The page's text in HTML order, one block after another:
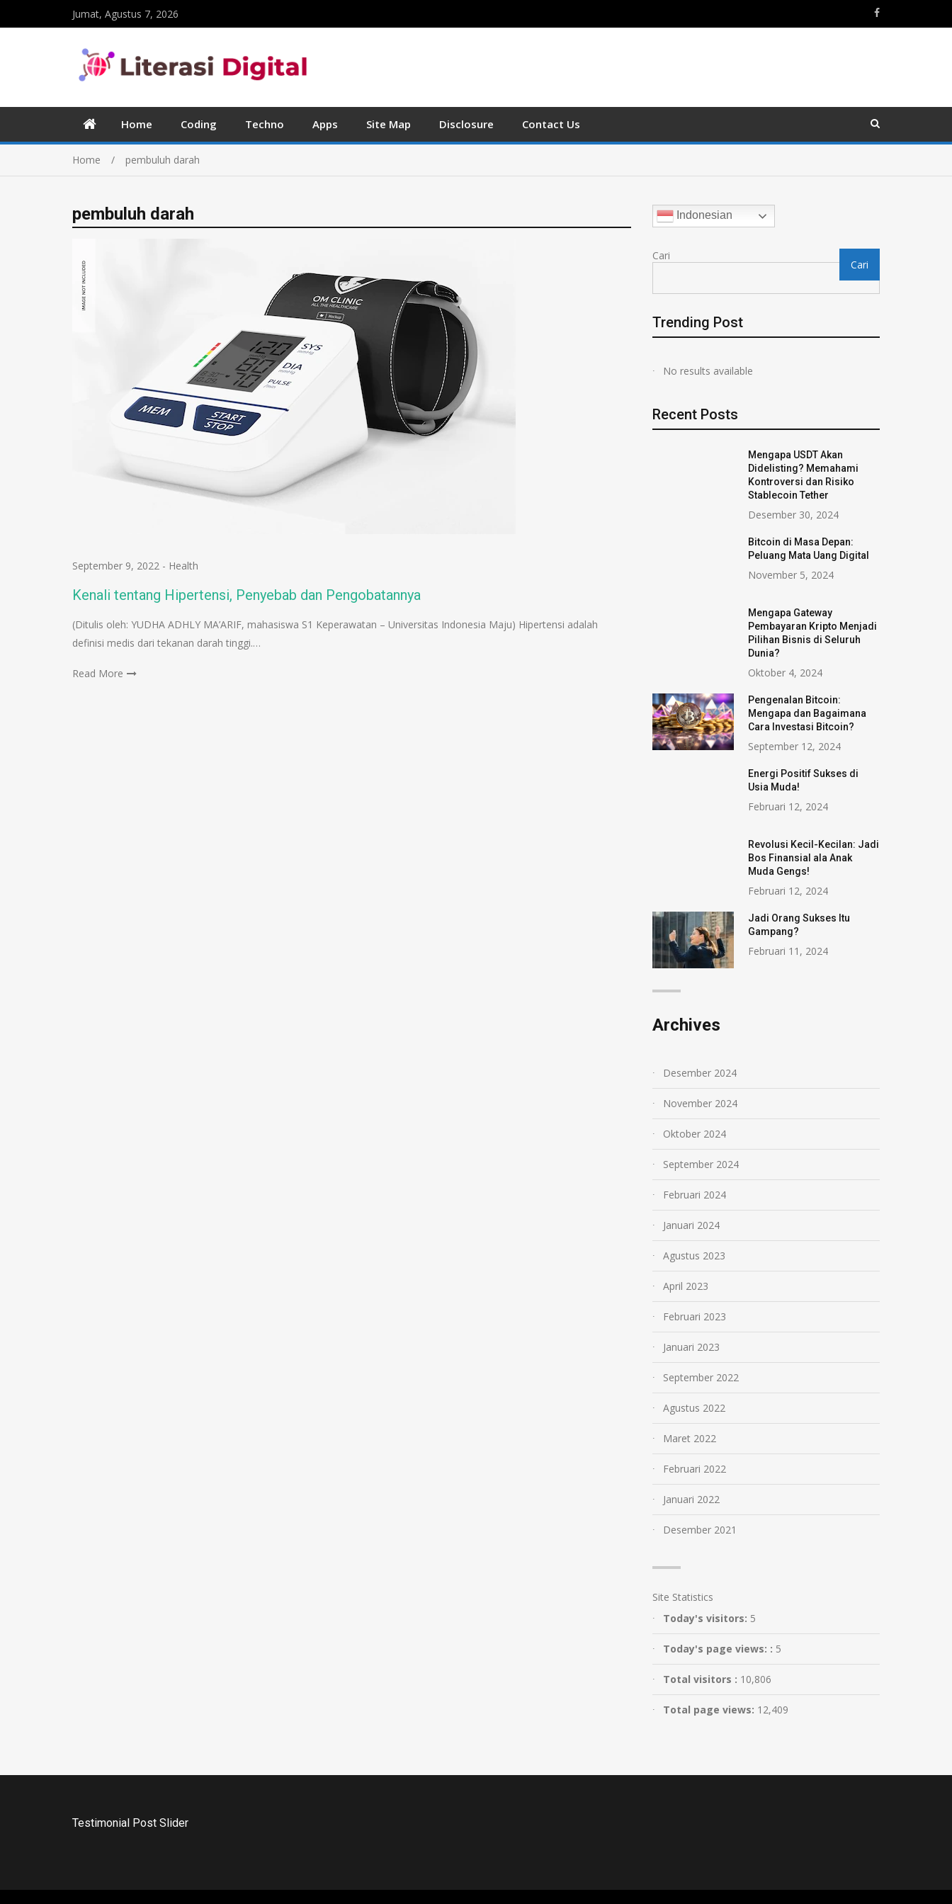
Jumat, Agustus 7, 2026
Home Coding Techno Apps Site Map Disclosure Contact Us
Home pembuluh darah
pembuluh darah
September 9, 2022 - Health
Kenali tentang Hipertensi, Penyebab dan Pengobatannya
(Ditulis oleh: YUDHA ADHLY MA’ARIF, mahasiswa S1 Keperawatan – Universitas Indonesia Maju) Hipertensi adalah
definisi medis dari tekanan darah tinggi.…
Read More
Indonesian
Cari
Cari
Trending Post
No results available
Recent Posts
Mengapa USDT Akan
Didelisting? Memahami
Kontroversi dan Risiko
Stablecoin Tether
Desember 30, 2024
Bitcoin di Masa Depan:
Peluang Mata Uang Digital
November 5, 2024
Mengapa Gateway
Pembayaran Kripto Menjadi
Pilihan Bisnis di Seluruh
Dunia?
Oktober 4, 2024
Pengenalan Bitcoin:
Mengapa dan Bagaimana
Cara Investasi Bitcoin?
September 12, 2024
Energi Positif Sukses di
Usia Muda!
Februari 12, 2024
Revolusi Kecil-Kecilan: Jadi
Bos Finansial ala Anak
Muda Gengs!
Februari 12, 2024
Jadi Orang Sukses Itu
Gampang?
Februari 11, 2024
Archives
Desember 2024
November 2024
Oktober 2024
September 2024
Februari 2024
Januari 2024
Agustus 2023
April 2023
Februari 2023
Januari 2023
September 2022
Agustus 2022
Maret 2022
Februari 2022
Januari 2022
Desember 2021
Site Statistics
Today's visitors: 5
Today's page views: : 5
Total visitors : 10,806
Total page views: 12,409
Testimonial Post Slider